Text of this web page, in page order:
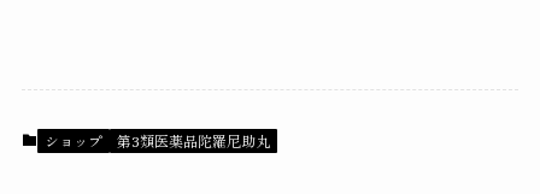
ショップ 第3類医薬品陀羅尼助丸